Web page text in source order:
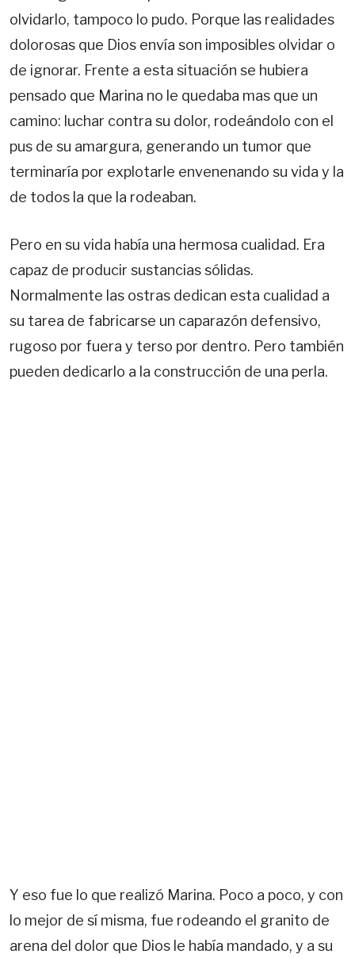
olvidarlo, tampoco lo pudo. Porque las realidades
dolorosas que Dios envía son imposibles olvidar o
de ignorar. Frente a esta situación se hubiera
pensado que Marina no le quedaba mas que un
camino: luchar contra su dolor, rodeándolo con el
pus de su amargura, generando un tumor que
terminaría por explotarle envenenando su vida y la
de todos la que la rodeaban.
Pero en su vida había una hermosa cualidad. Era
capaz de producir sustancias sólidas.
Normalmente las ostras dedican esta cualidad a
su tarea de fabricarse un caparazón defensivo,
rugoso por fuera y terso por dentro. Pero también
pueden dedicarlo a la construcción de una perla.
Y eso fue lo que realizó Marina. Poco a poco, y con
lo mejor de sí misma, fue rodeando el granito de
arena del dolor que Dios le había mandado, y a su